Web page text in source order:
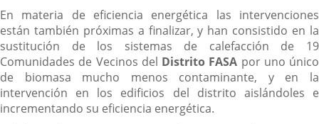
En materia de eficiencia energética las intervenciones
están también próximas a finalizar, y han consistido en la
sustitución de los sistemas de calefacción de 19
Comunidades de Vecinos del Distrito FASA por uno único
de biomasa mucho menos contaminante, y en la
intervención en los edificios del distrito aislándoles e
incrementando su eficiencia energética.